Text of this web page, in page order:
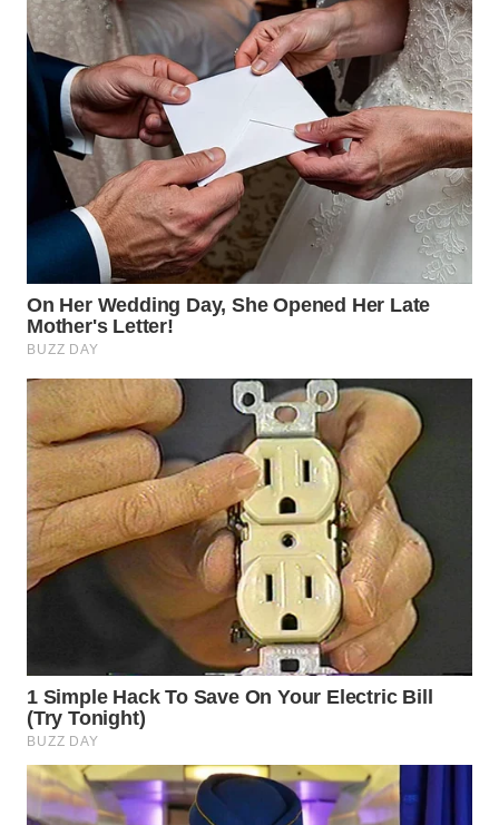
WN
TANGERANG
WN
BINJAI
WN
CIREBON
INDRAMAYU
WN
KUNINGAN
WN
MAJALENGKA
WN
SUBANG
WN
PURWAKARTA
WN
PRIANGAN